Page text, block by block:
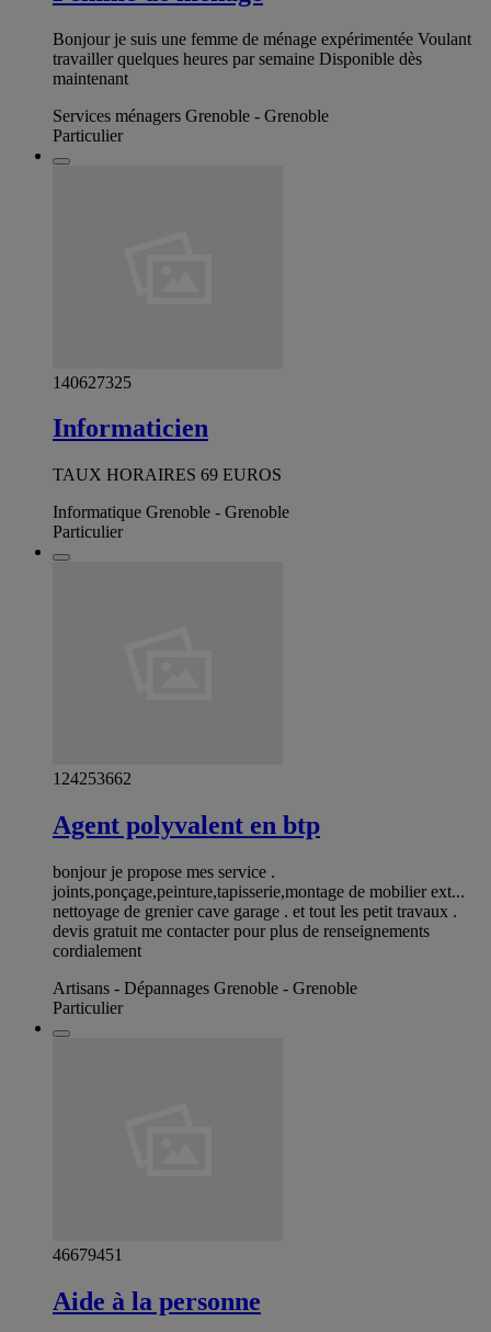
Bonjour je suis une femme de ménage expérimentée Voulant
travailler quelques heures par semaine Disponible dès
maintenant
Services ménagers Grenoble - Grenoble
Particulier
140627325
Informaticien
TAUX HORAIRES 69 EUROS
Informatique Grenoble - Grenoble
Particulier
124253662
Agent polyvalent en btp
bonjour je propose mes service .
joints,ponçage,peinture,tapisserie,montage de mobilier ext...
nettoyage de grenier cave garage . et tout les petit travaux .
devis gratuit me contacter pour plus de renseignements
cordialement
Artisans - Dépannages Grenoble - Grenoble
Particulier
46679451
Aide à la personne